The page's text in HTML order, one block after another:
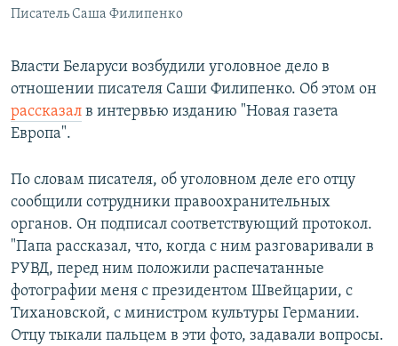
Все сайты РСЕ/РС
Писатель Саша Филипенко
Власти Беларуси возбудили уголовное дело в
отношении писателя Саши Филипенко. Об этом он
рассказал в интервью изданию "Новая газета
Европа".
По словам писателя, об уголовном деле его отцу
сообщили сотрудники правоохранительных
органов. Он подписал соответствующий протокол.
"Папа рассказал, что, когда с ним разговаривали в
РУВД, перед ним положили распечатанные
фотографии меня с президентом Швейцарии, с
Тихановской, с министром культуры Германии.
Отцу тыкали пальцем в эти фото, задавали вопросы.